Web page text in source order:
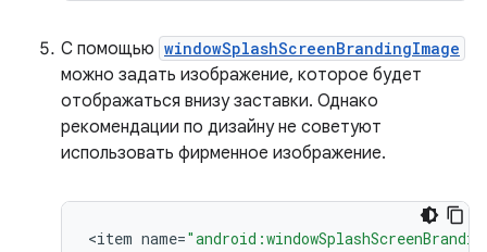
С помощью windowSplashScreenBrandingImage
можно задать изображение, которое будет
отображаться внизу заставки. Однако
рекомендации по дизайну не советуют
использовать фирменное изображение.
<item name=